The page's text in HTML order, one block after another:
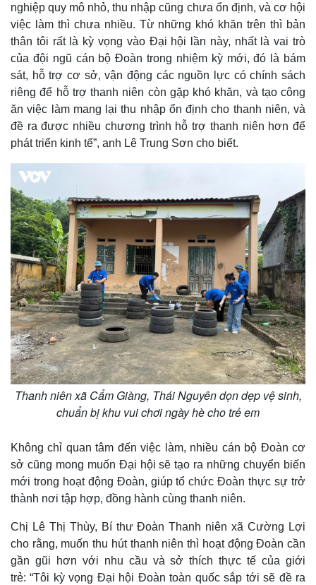
Thế giới
Quan sát
Cuộc sống đó đây
Hồ sơ
Multimedia
Video
Ảnh
E-Magazine
Infographic
nghiệp quy mô nhỏ, thu nhập cũng chưa ổn định, và cơ hội
việc làm thì chưa nhiều. Từ những khó khăn trên thì bản
thân tôi rất là kỳ vọng vào Đại hội lần này, nhất là vai trò
của đội ngũ cán bộ Đoàn trong nhiệm kỳ mới, đó là bám
sát, hỗ trợ cơ sở, vận động các nguồn lực có chính sách
riêng để hỗ trợ thanh niên còn gặp khó khăn, và tạo công
ăn việc làm mang lại thu nhập ổn định cho thanh niên, và
đề ra được nhiều chương trình hỗ trợ thanh niên hơn để
phát triển kinh tế”, anh Lê Trung Sơn cho biết.
Thanh niên xã Cẩm Giàng, Thái Nguyên dọn dẹp vệ sinh,
chuẩn bị khu vui chơi ngày hè cho trẻ em
Không chỉ quan tâm đến việc làm, nhiều cán bộ Đoàn cơ
sở cũng mong muốn Đại hội sẽ tạo ra những chuyển biến
mới trong hoạt động Đoàn, giúp tổ chức Đoàn thực sự trở
thành nơi tập hợp, đồng hành cùng thanh niên.
Chị Lê Thị Thùy, Bí thư Đoàn Thanh niên xã Cường Lợi
cho rằng, muốn thu hút thanh niên thì hoạt động Đoàn cần
gần gũi hơn với nhu cầu và sở thích thực tế của giới
trẻ: “Tôi kỳ vọng Đại hội Đoàn toàn quốc sắp tới sẽ đề ra